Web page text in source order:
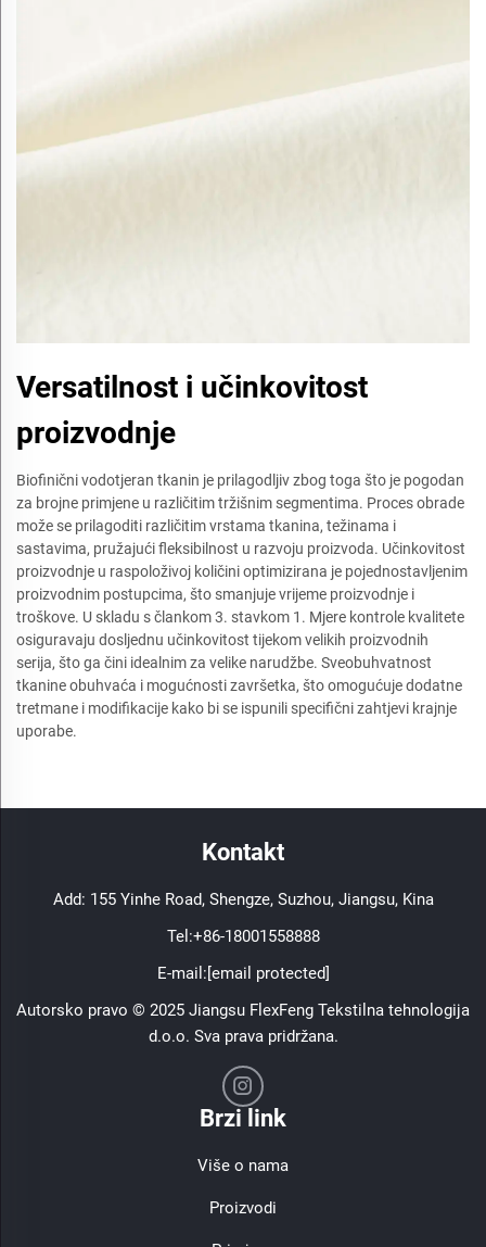
Versatilnost i učinkovitost
proizvodnje
Biofinični vodotjeran tkanin je prilagodljiv zbog toga što je pogodan
za brojne primjene u različitim tržišnim segmentima. Proces obrade
može se prilagoditi različitim vrstama tkanina, težinama i
sastavima, pružajući fleksibilnost u razvoju proizvoda. Učinkovitost
proizvodnje u raspoloživoj količini optimizirana je pojednostavljenim
proizvodnim postupcima, što smanjuje vrijeme proizvodnje i
troškove. U skladu s člankom 3. stavkom 1. Mjere kontrole kvalitete
osiguravaju dosljednu učinkovitost tijekom velikih proizvodnih
serija, što ga čini idealnim za velike narudžbe. Sveobuhvatnost
tkanine obuhvaća i mogućnosti završetka, što omogućuje dodatne
tretmane i modifikacije kako bi se ispunili specifični zahtjevi krajnje
uporabe.
Kontakt
Add: 155 Yinhe Road, Shengze, Suzhou, Jiangsu, Kina
Tel:+86-18001558888
E-mail:[email protected]
Autorsko pravo © 2025 Jiangsu FlexFeng Tekstilna tehnologija
d.o.o. Sva prava pridržana.
Brzi link
Više o nama
Proizvodi